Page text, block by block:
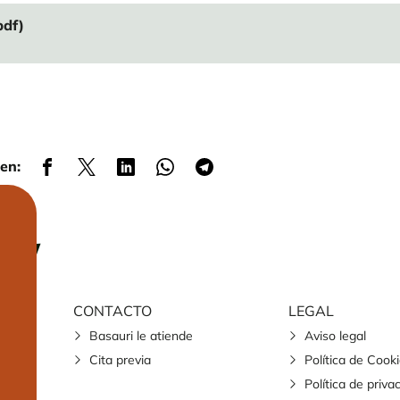
CONTACTO
Basauri le atiende
Cita previa
LEGAL
Aviso legal
Política de
Política de